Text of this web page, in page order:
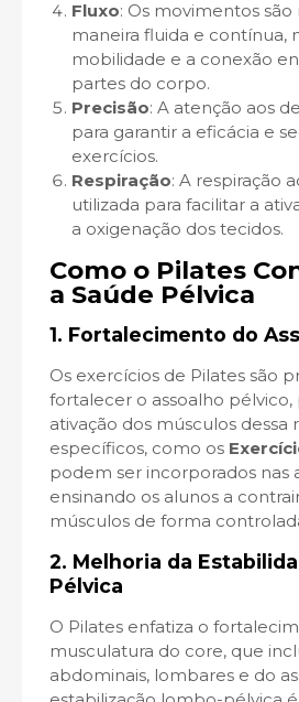
Fluxo: Os movimentos são
maneira fluida e contínua,
mobilidade e a conexão
partes do corpo.
Precisão: A atenção aos
para garantir a eficácia e
exercícios.
Respiração: A respiração
utilizada para facilitar a
a oxigenação dos tecidos.
Como o Pilates
a Saúde Pélvica
1. Fortalecimento do
Os exercícios de Pilates são
fortalecer o assoalho
ativação dos músculos dessa
específicos, como os
podem ser incorporados nas
ensinando os alunos a
músculos de forma
2. Melhoria da
Pélvica
O Pilates enfatiza o
musculatura do core, que
abdominais, lombares e do